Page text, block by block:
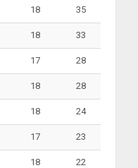
18 35
18 33
17 28
18 28
18 24
17 23
18 22